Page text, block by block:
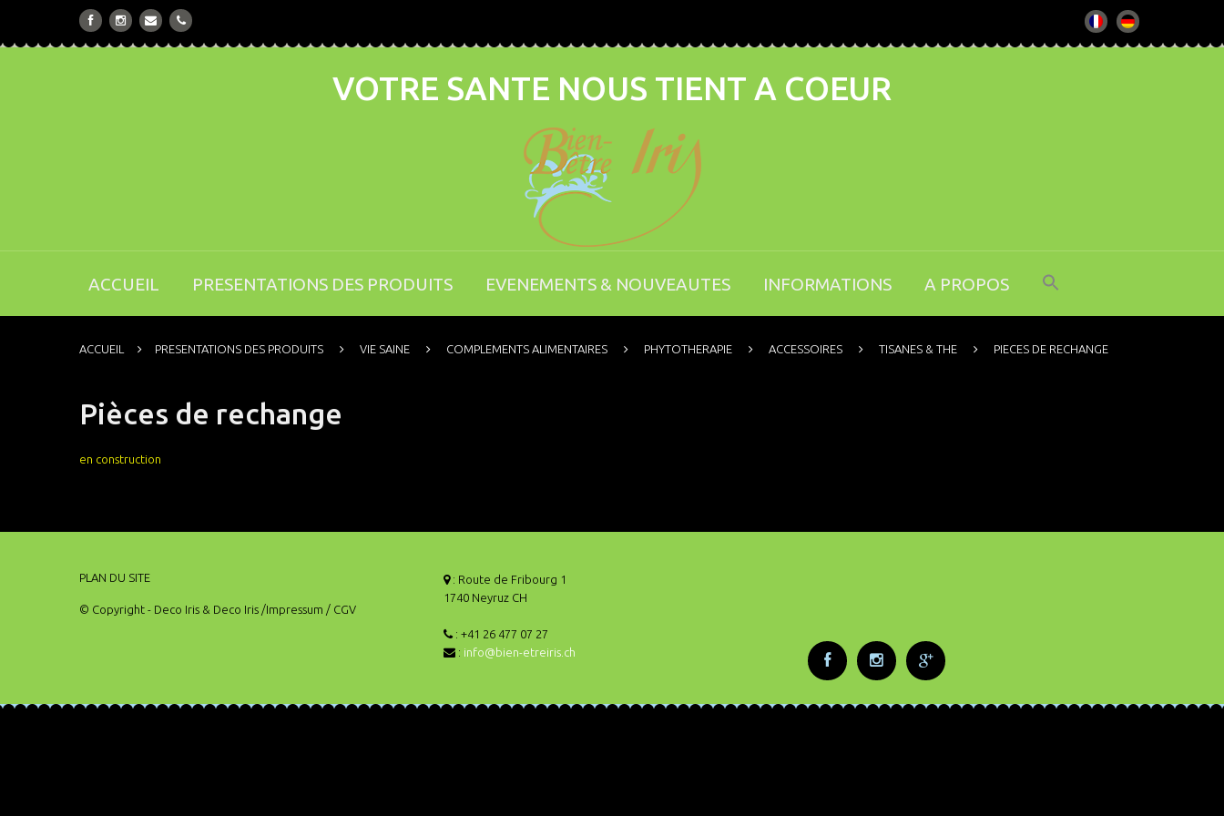
VOTRE SANTE NOUS TIENT A COEUR
ACCUEIL PRESENTATIONS DES PRODUITS EVENEMENTS & NOUVEAUTES INFORMATIONS A PROPOS
ACCUEIL PRESENTATIONS DES PRODUITS VIE SAINE COMPLEMENTS ALIMENTAIRES PHYTOTHERAPIE ACCESSOIRES TISANES & THE PIECES DE RECHANGE
Pièces de rechange
en construction
PLAN DU SITE
© Copyright - Deco Iris & Deco Iris /Impressum / CGV
: Route de Fribourg 1
1740 Neyruz CH
: +41 26 477 07 27
: info@bien-etreiris.ch